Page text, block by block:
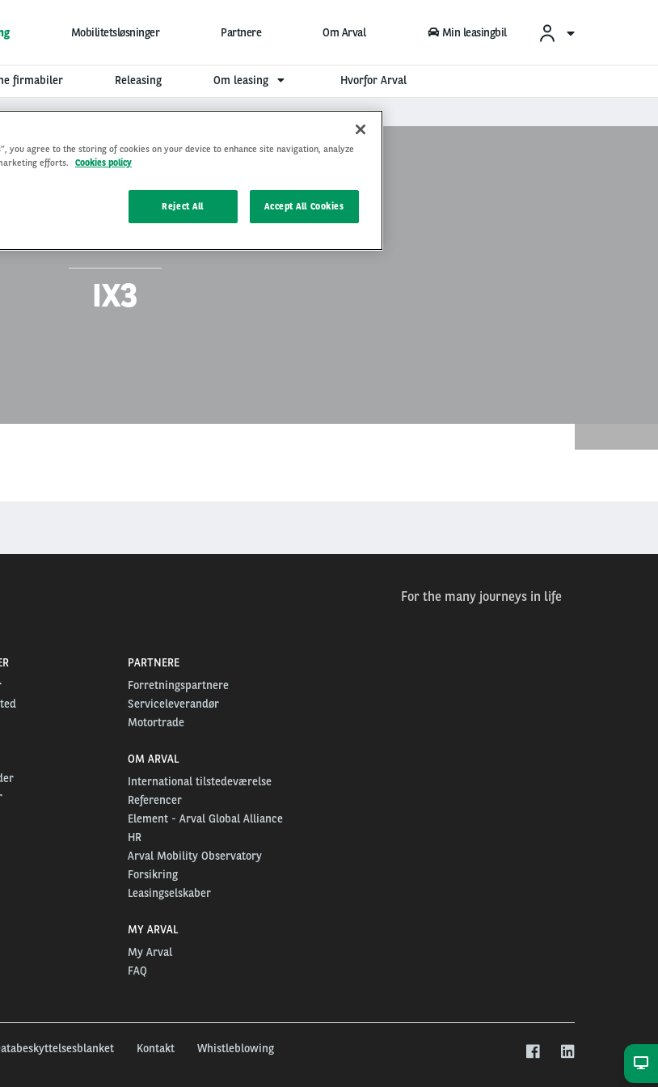
Mobilitetsløsninger Partnere Om Arval Min leasingbil
firmabiler Releasing Om leasing Hvorfor Arval
IX3
For the many journeys in life
PARTNERE
Forretningspartnere
Serviceleverandør
Motortrade
OM ARVAL
International tilstedeværelse
Referencer
Element - Arval Global Alliance
HR
Arval Mobility Observatory
Forsikring
Leasingselskaber
MY ARVAL
My Arval
FAQ
Kontakt
Whistleblowing
you agree to the storing of cookies on your device to enhance site navigation, analyze
efforts.
Cookies policy
Reject All Accept All Cookies